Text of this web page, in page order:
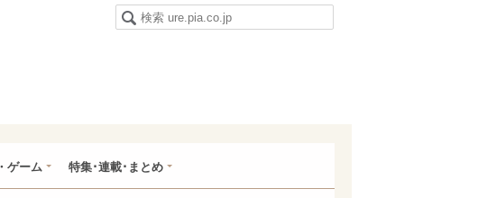
ゲーム 特集･連載･まとめ